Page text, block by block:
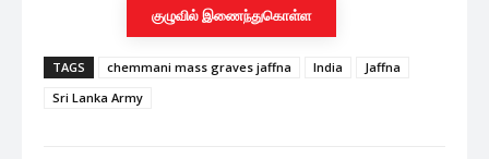
குழுவில் இணைந்துகொள்ள
TAGS chemmani mass graves jaffna India
Jaffna
Sri Lanka Army